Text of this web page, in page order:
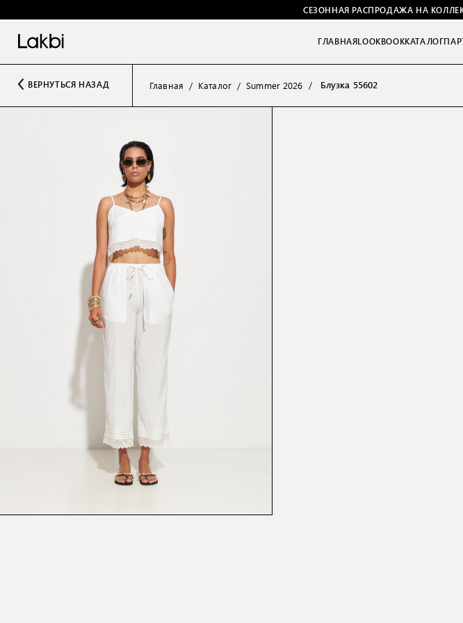
СЕЗОННАЯ РАСПРОДАЖА НА
ГЛАВНАЯLOOKBOOKКАТАЛОГ
ВЕРНУТЬСЯ НАЗАД Главная Каталог Summer 2026 Блузка 55602